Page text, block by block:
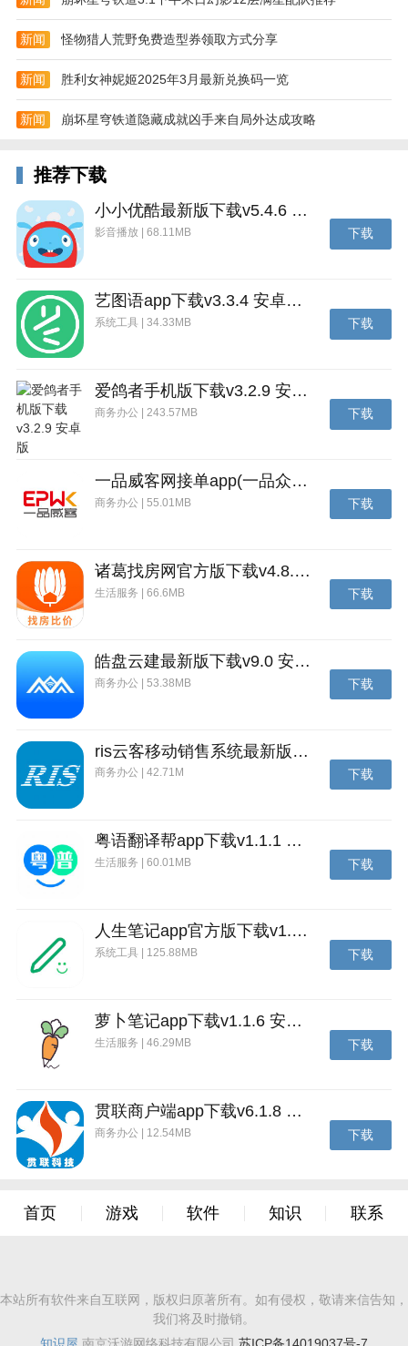
应用更新
优化了用户体验
新闻 怪物猎人荒野免费造型券领取方式分享
新闻 胜利女神妮姬2025年3月最新兑换码一览
新闻 崩坏星穹铁道隐藏成就凶手来自局外达成攻略
推荐下载
小小优酷最新版下载v5.4.6 安卓官方版
影音播放 | 68.11MB 下载
艺图语app下载v3.3.4 安卓免费版
系统工具 | 34.33MB 下载
爱鸽者手机版下载v3.2.9 安卓版
商务办公 | 243.57MB 下载
一品威客网接单app(一品众包)下载v2.7.1 安卓最新版
商务办公 | 55.01MB 下载
诸葛找房网官方版下载v4.8.1.1 安卓最新版
生活服务 | 66.6MB 下载
皓盘云建最新版下载v9.0 安卓版
商务办公 | 53.38MB 下载
ris云客移动销售系统最新版下载v1.1.25 安卓手机版
商务办公 | 42.71M 下载
粤语翻译帮app下载v1.1.1 安卓版
生活服务 | 60.01MB 下载
人生笔记app官方版下载v1.19.4 安卓版
系统工具 | 125.88MB 下载
萝卜笔记app下载v1.1.6 安卓版
生活服务 | 46.29MB 下载
贯联商户端app下载v6.1.8 安卓版
商务办公 | 12.54MB 下载
首页 游戏 软件 知识 联系
本站所有软件来自互联网，版权归原著所有。如有侵权，敬请来信告知，
我们将及时撤销。